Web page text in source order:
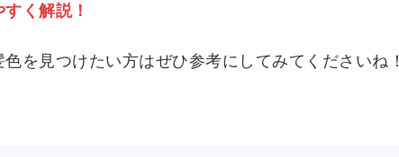
く解説！
を見つけたい方はぜひ参考にしてみてくださいね！